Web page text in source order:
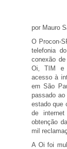
por Mauro
O Procon-
telefonia
conexão
Oi, TIM e
acesso à
em São
passado
estado que
de
obtenção
mil
A Oi foi